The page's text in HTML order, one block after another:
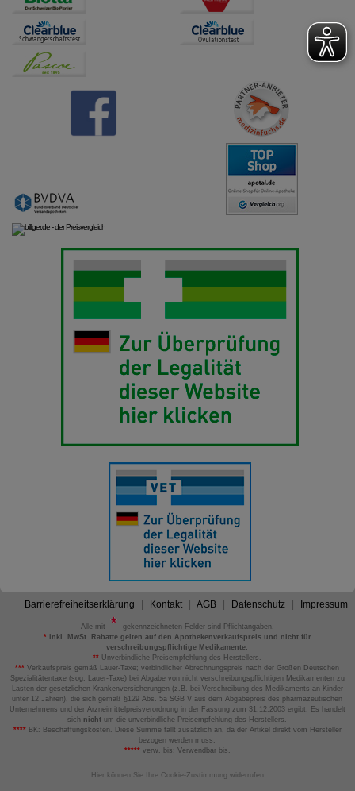
Barrierefreiheitserklärung Kontakt AGB Datenschutz Impressum
Alle mit
gekennzeichneten Felder sind Pflichtangaben.
*inkl. MwSt. Rabatte gelten auf den Apothekenverkaufspreis und nicht für
verschreibungspflichtige Medikamente.
** Unverbindliche Preisempfehlung des Herstellers.
*** Verkaufspreis gemäß Lauer-Taxe; verbindlicher Abrechnungspreis nach der Großen Deutschen
Spezialitätentaxe (sog. Lauer-Taxe) bei Abgabe von nicht verschreibungspflichtigen Medikamenten zu
Lasten der gesetzlichen Krankenversicherungen (z.B. bei Verschreibung des Medikaments an Kinder
unter 12 Jahren), die sich gemäß §129 Abs. 5a SGB V aus dem Abgabepreis des pharmazeutischen
Unternehmens und der Arzneimittelpreisverordnung in der Fassung zum 31.12.2003 ergibt. Es handelt
sich nicht um die unverbindliche Preisempfehlung des Herstellers.
****BK: Beschaffungskosten. Diese Summe fällt zusätzlich an, da der Artikel direkt vom Hersteller
bezogen werden muss.
*****verw. bis: Verwendbar bis.
Hier können Sie Ihre Cookie-Zustimmung widerrufen